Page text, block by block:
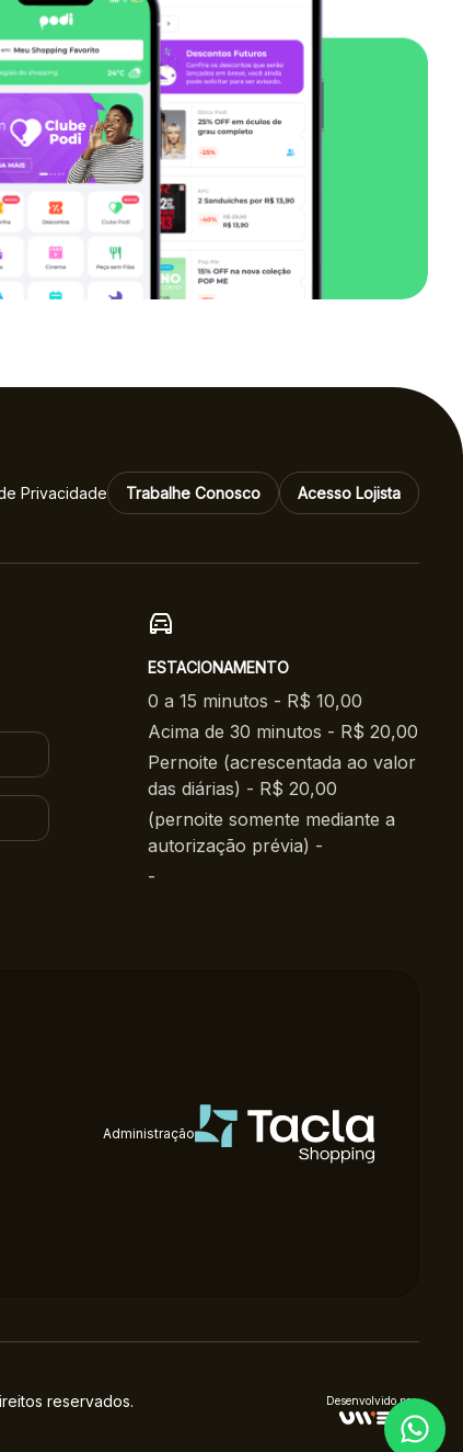
Privacidade Trabalhe Conosco Acesso Lojista
ESTACIONAMENTO
0 a 15 minutos - R$ 10,00
Acima de 30 minutos - R$ 20,00
Pernoite (acrescentada ao valor
das diárias) - R$ 20,00
(pernoite somente mediante a
autorização prévia) -
-
Administração
reservados. Desenvolvido por: